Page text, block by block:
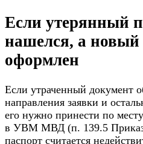
Если утерянный
нашелся, а новый
оформлен
Если утраченный документ
направления заявки и
его нужно принести по
в УВМ МВД (п. 139.5
паспорт считается